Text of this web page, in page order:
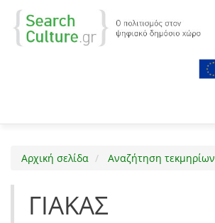
Αρχική σελίδα Αναζήτηση τεκμηρίων
ΓΙΑΚΑΣ